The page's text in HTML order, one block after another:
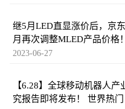
继5月LED直显涨价后，京
月再次调整MLED产品价格！
2023-06-27
【6.28】全球移动机器人产
究报告即将发布！ 世界热门